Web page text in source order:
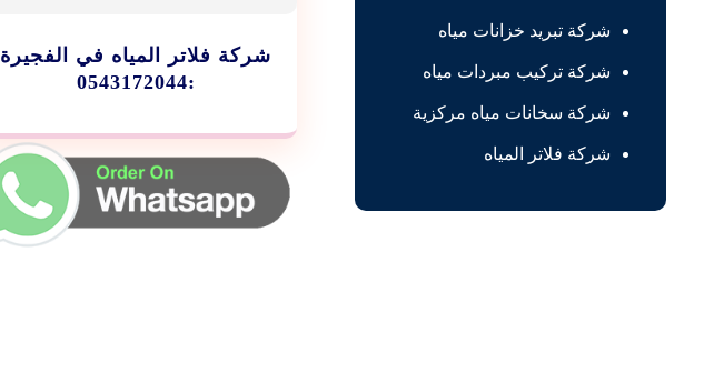
شركة فلاتر المياه في الفجيرة
:0543172044
شركة تبريد خزانات مياه
شركة تركيب مبردات مياه
شركة سخانات مياه مركزية
شركة فلاتر المياه